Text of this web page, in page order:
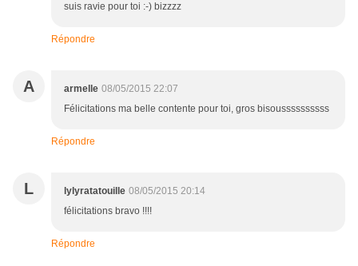
suis ravie pour toi :-) bizzzz
Répondre
A armelle 08/05/2015 22:07
Félicitations ma belle contente pour toi, gros bisoussssssssss
Répondre
L lylyratatouille 08/05/2015 20:14
félicitations bravo !!!!
Répondre